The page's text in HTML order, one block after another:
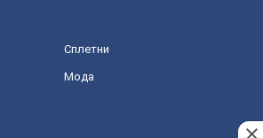
Сплетни
Мода